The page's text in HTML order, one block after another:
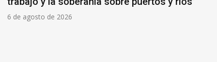
6 de agosto de 2026